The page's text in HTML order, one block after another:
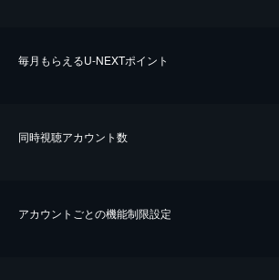
毎⽉もらえるU-NEXTポイント
同時視聴アカウント数
アカウントごとの機能制限設定